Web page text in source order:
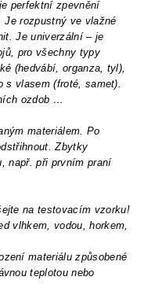
perfektní zpevnění
Je rozpustný ve vlažné
Je univerzální – je
pro všechny typy
(hedvábí, organza, tyl),
s vlasem (froté, samet).
ozdob …
materiálem. Po
Zbytky
např. při prvním praní
na testovacím vzorku!
vlhkem, vodou, horkem,
materiálu způsobené
teplotou nebo